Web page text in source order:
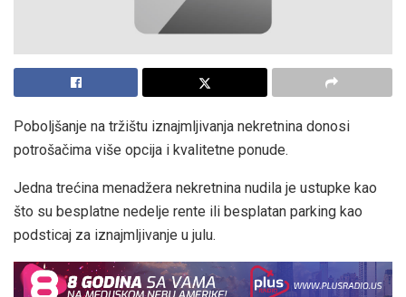
Poboljšanje na tržištu iznajmljivanja nekretnina donosi
potrošačima više opcija i kvalitetne ponude.
Jedna trećina menadžera nekretnina nudila je ustupke kao
što su besplatne nedelje rente ili besplatan parking kao
podsticaj za iznajmljivanje u julu.